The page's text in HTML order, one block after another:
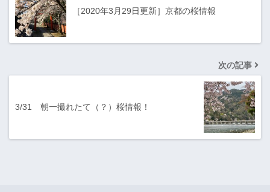
［2020年3月29日更新］京都の桜情報
次の記事
3/31 朝一撮れたて（？）桜情報！